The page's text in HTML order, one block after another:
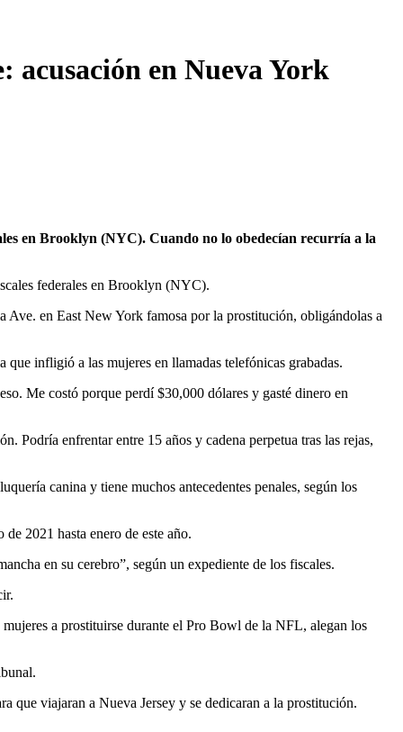
acusación en Nueva York
en Brooklyn (NYC). Cuando no lo obedecían recurría a la
federales en Brooklyn (NYC).
Ave. en East New York famosa por la prostitución, obligándolas a
infligió a las mujeres en llamadas telefónicas grabadas.
Me costó porque perdí $30,000 dólares y gasté dinero en
Podría enfrentar entre 15 años y cadena perpetua tras las rejas,
canina y tiene muchos antecedentes penales, según los
2021 hasta enero de este año.
en su cerebro”, según un expediente de los fiscales.
a prostituirse durante el Pro Bowl de la NFL, alegan los
que viajaran a Nueva Jersey y se dedicaran a la prostitución.